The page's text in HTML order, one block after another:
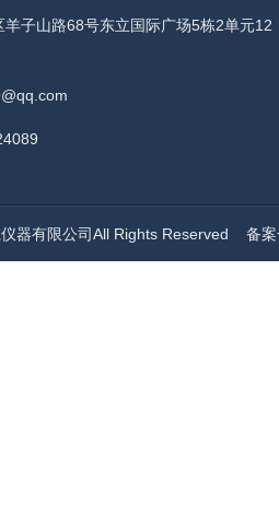
子山路68号东立国际广场5栋2单元12
器有限公司All Rights Reserved 备